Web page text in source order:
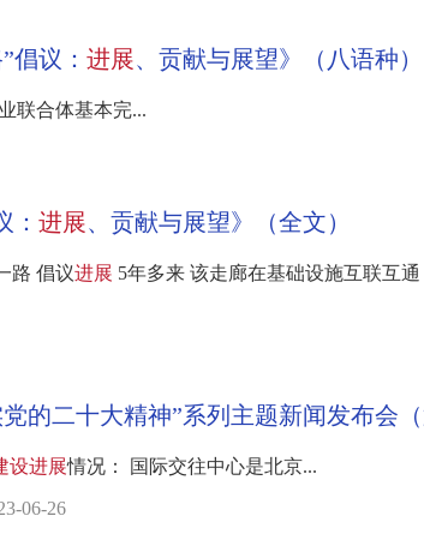
倡议： 进展、贡献与展望》（八语种）
联合体基本完...
： 进展、贡献与展望》（全文）
路 倡议进展 5年多来 该走廊在基础设施互联互
设进展情况： 国际交往中心是北京...
06-26